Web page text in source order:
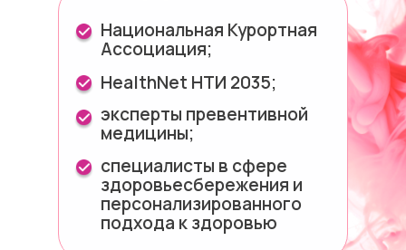
HealthNet НТИ 2035;
эксперты превентивной
медицины;
специалисты в сфере
здоровьесбережения и
персонализированного
подхода к здоровью
Национальная Курортная
Ассоциация;